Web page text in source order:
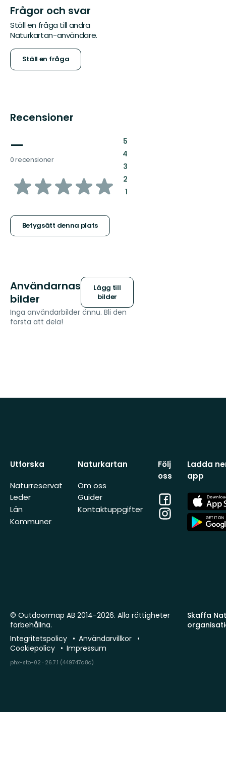
Frågor och svar
Ställ en fråga till andra
Naturkartan-användare.
Ställ en fråga
Recensioner
—
0 recensioner
av
stjärnor
Betygsätt denna plats
5:
4:
3:
2:
1:
Användarnas
bilder
Lägg till
bilder
Inga användarbilder ännu. Bli den
första att dela!
Utforska
Naturreservat
Leder
Län
Kommuner
Naturkartan
Om oss
Guider
Kontaktuppgifter
Följ
oss
Facebook
Instagram
Ladda
app
App
Store
App
Store
Skaffa
© Outdoormap AB 2014-2026. Alla rättigheter
förbehållna.
Integritetspolicy
Användarvillkor
Cookiepolicy
Impressum
phx-sto-02 · 26.7.1 (449747a8c)